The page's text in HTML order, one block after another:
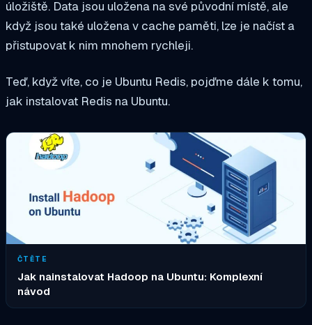
úložiště. Data jsou uložena na své původní místě, ale
když jsou také uložena v cache paměti, lze je načíst a
přistupovat k nim mnohem rychleji.
Teď, když víte, co je Ubuntu Redis, pojďme dále k tomu,
jak instalovat Redis na Ubuntu.
ČTĚTE
Jak nainstalovat Hadoop na Ubuntu: Komplexní
návod